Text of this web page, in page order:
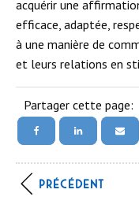
acquérir une
efficace, adaptée,
à une manière de
et leurs relations en
Partager cette page:
PRÉCÉDENT